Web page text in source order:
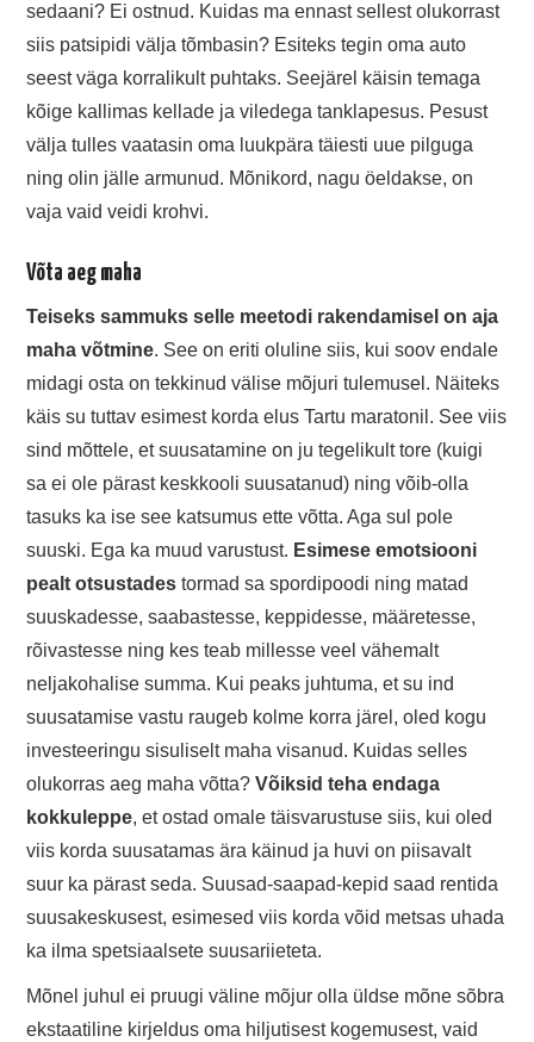
sedaani? Ei ostnud. Kuidas ma ennast sellest olukorrast
siis patsipidi välja tõmbasin? Esiteks tegin oma auto
seest väga korralikult puhtaks. Seejärel käisin temaga
kõige kallimas kellade ja viledega tanklapesus. Pesust
välja tulles vaatasin oma luukpära täiesti uue pilguga
ning olin jälle armunud. Mõnikord, nagu öeldakse, on
vaja vaid veidi krohvi.
Võta aeg maha
Teiseks sammuks selle meetodi rakendamisel on aja
maha võtmine. See on eriti oluline siis, kui soov endale
midagi osta on tekkinud välise mõjuri tulemusel. Näiteks
käis su tuttav esimest korda elus Tartu maratonil. See viis
sind mõttele, et suusatamine on ju tegelikult tore (kuigi
sa ei ole pärast keskkooli suusatanud) ning võib-olla
tasuks ka ise see katsumus ette võtta. Aga sul pole
suuski. Ega ka muud varustust. Esimese emotsiooni
pealt otsustades tormad sa spordipoodi ning matad
suuskadesse, saabastesse, keppidesse, määretesse,
rõivastesse ning kes teab millesse veel vähemalt
neljakohalise summa. Kui peaks juhtuma, et su ind
suusatamise vastu raugeb kolme korra järel, oled kogu
investeeringu sisuliselt maha visanud. Kuidas selles
olukorras aeg maha võtta?Võiksid teha endaga
kokkuleppe, et ostad omale täisvarustuse siis, kui oled
viis korda suusatamas ära käinud ja huvi on piisavalt
suur ka pärast seda. Suusad-saapad-kepid saad rentida
suusakeskusest, esimesed viis korda võid metsas uhada
ka ilma spetsiaalsete suusariieteta.
Mõnel juhul ei pruugi väline mõjur olla üldse mõne sõbra
ekstaatiline kirjeldus oma hiljutisest kogemusest, vaid